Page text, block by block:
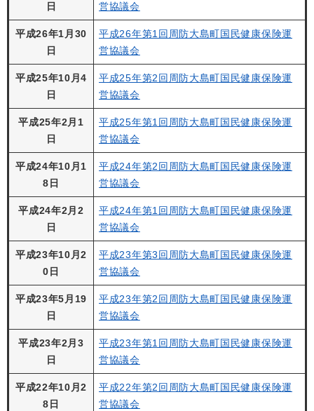
日
営協議会
平成26年1月30
日
平成26年第1回周防大島町国民健康保険運
営協議会
平成25年10月4
日
平成25年第2回周防大島町国民健康保険運
営協議会
平成25年2月1
日
平成25年第1回周防大島町国民健康保険運
営協議会
平成24年10月1
8日
平成24年第2回周防大島町国民健康保険運
営協議会
平成24年2月2
日
平成24年第1回周防大島町国民健康保険運
営協議会
平成23年10月2
0日
平成23年第3回周防大島町国民健康保険運
営協議会
平成23年5月19
日
平成23年第2回周防大島町国民健康保険運
営協議会
平成23年2月3
日
平成23年第1回周防大島町国民健康保険運
営協議会
平成22年10月2
8日
平成22年第2回周防大島町国民健康保険運
営協議会